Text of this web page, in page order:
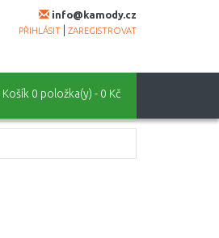
info@kamody.cz
PŘIHLÁSIT ZAREGISTROVAT
Košík 0 položka(y) - 0 Kč